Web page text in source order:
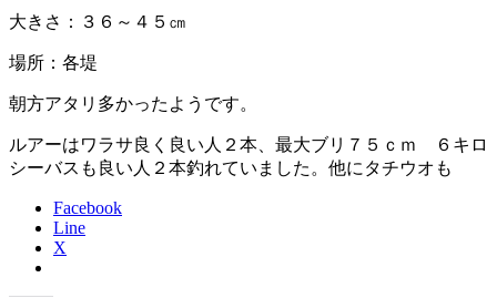
大きさ：３６～４５㎝
場所：各堤
朝方アタリ多かったようです。
ルアーはワラサ良く良い人２本、最大ブリ７５ｃｍ ６キロ
シーバスも良い人２本釣れていました。他にタチウオも
Facebook
Line
X